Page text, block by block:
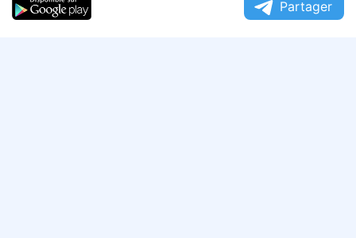
Partager